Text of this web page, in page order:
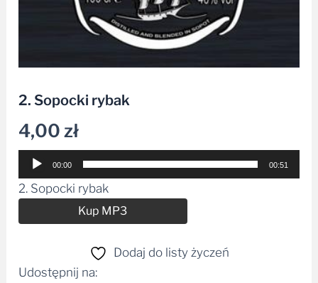
2. Sopocki rybak
4,00zł
Odtwarzacz
plików
dźwiękowych
00:00 00:51
2. Sopocki rybak
Kup MP3
Dodaj do listy życzeń
Udostępnij na: